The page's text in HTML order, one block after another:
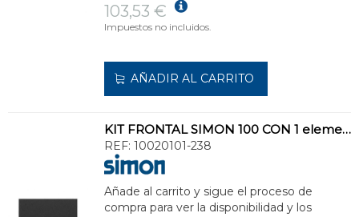
103,53 €
Impuestos no incluidos.
AÑADIR AL CARRITO
KIT FRONTAL SIMON 100 CON 1 elemento+1 TECLA NEGRO MATE
REF: 10020101-238
Añade al carrito y sigue el proceso de
compra para ver la disponibilidad y los